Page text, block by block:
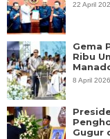
22 April
Gema
Ribu
8 April
Gugur